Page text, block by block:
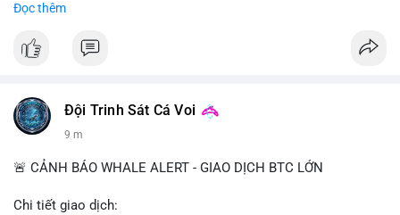
trong các lĩnh vực ô tô, logistics và thiết bị thông minh.
Doanh nghiệp cần theo dõi xu hướng này để nắm bắt cơ hội
Đọc thêm
Đội Trinh Sát Cá Voi
9 m
🚨 CẢNH BÁO WHALE ALERT - GIAO DỊCH BTC LỚN
Chi tiết giao dịch: